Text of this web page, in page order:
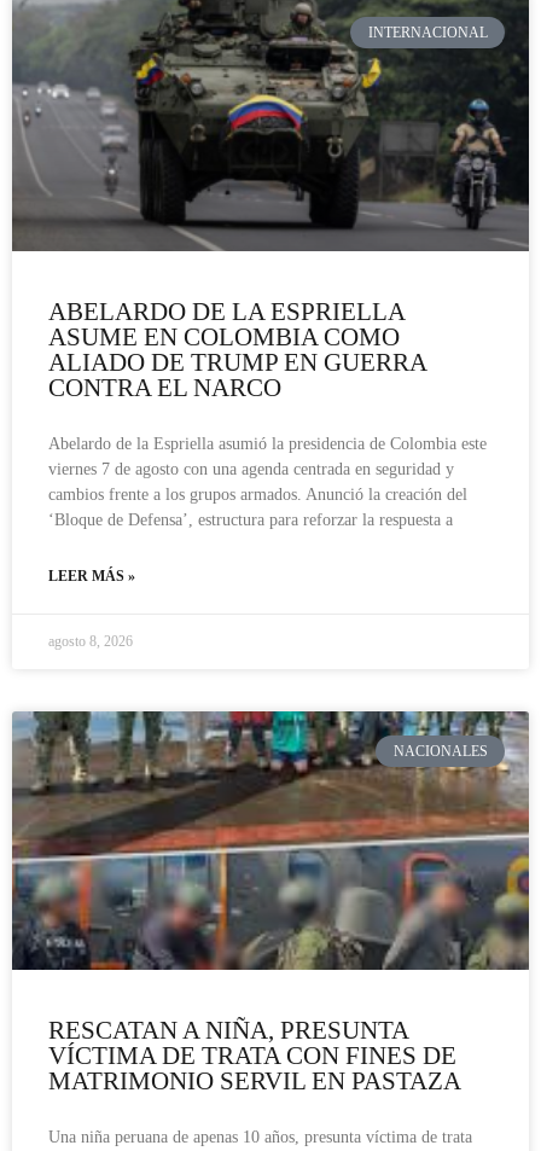
INTERNACIONAL
ABELARDO DE LA ESPRIELLA
ASUME EN COLOMBIA COMO
ALIADO DE TRUMP EN GUERRA
CONTRA EL NARCO
Abelardo de la Espriella asumió la presidencia de Colombia este
viernes 7 de agosto con una agenda centrada en seguridad y
cambios frente a los grupos armados. Anunció la creación del
‘Bloque de Defensa’, estructura para reforzar la respuesta a
LEER MÁS »
agosto 8, 2026
NACIONALES
RESCATAN A NIÑA, PRESUNTA
VÍCTIMA DE TRATA CON FINES DE
MATRIMONIO SERVIL EN PASTAZA
Una niña peruana de apenas 10 años, presunta víctima de trata